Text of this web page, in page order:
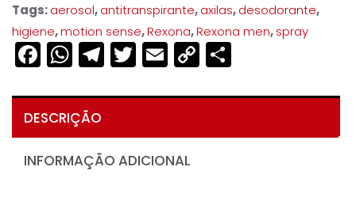
Tags:aerosol,antitranspirante,axilas,desodorante,
higiene,motion sense,Rexona,Rexona men,spray
Facebook
WhatsApp
Telegram
Twitter
Email
Copy
Link
DESCRIÇÃO
INFORMAÇÃO ADICIONAL